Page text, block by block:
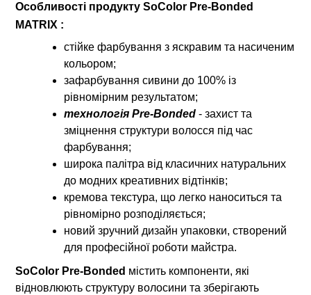
Особливості продукту SoColor Pre-Bonded
MATRIX :
стійке фарбування з яскравим та насиченим
кольором;
зафарбування сивини до 100% із
рівномірним результатом;
технологія Pre-Bonded- захист та
зміцнення структури волосся під час
фарбування;
широка палітра від класичних натуральних
до модних креативних відтінків;
кремова текстура, що легко наноситься та
рівномірно розподіляється;
новий зручний дизайн упаковки, створений
для професійної роботи майстра.
SoColor Pre-Bonded містить компоненти, які
відновлюють структуру волосини та зберігають